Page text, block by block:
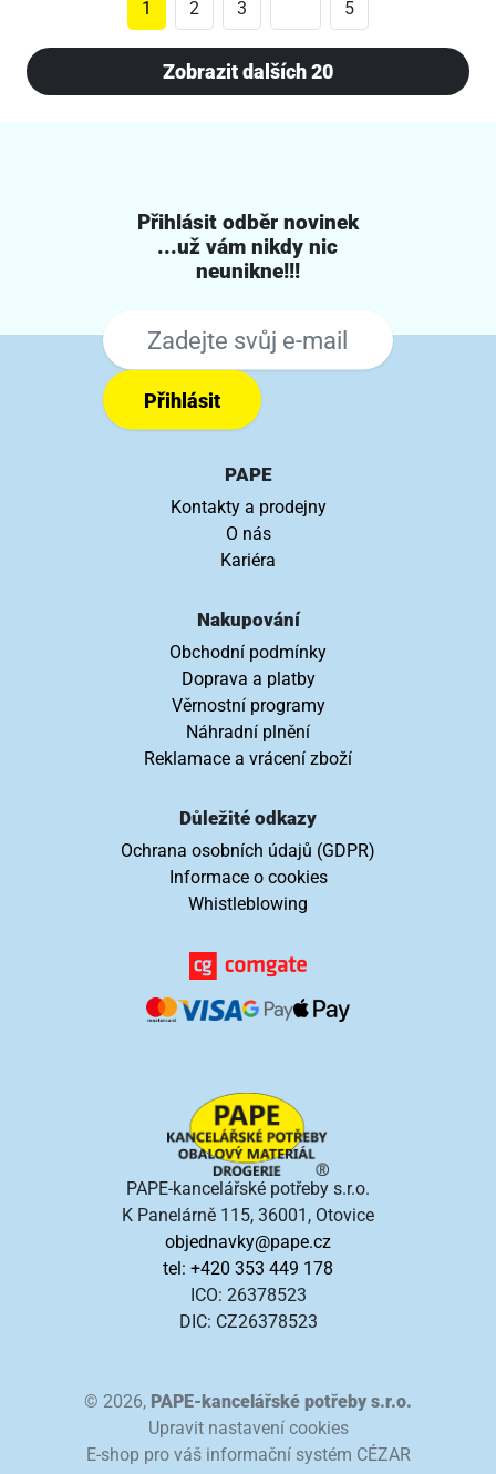
1 2 3 5
Zobrazit dalších 20
Přihlásit odběr novinek
...už vám nikdy nic
neunikne!!!
Přihlásit
PAPE
Kontakty a prodejny
O nás
Kariéra
Nakupování
Obchodní podmínky
Doprava a platby
Věrnostní programy
Náhradní plnění
Reklamace a vrácení zboží
Důležité odkazy
Ochrana osobních údajů (GDPR)
Informace o cookies
Whistleblowing
PAPE-kancelářské potřeby s.r.o.
K Panelárně 115, 36001, Otovice
objednavky@pape.cz
tel: +420 353 449 178
ICO: 26378523
DIC: CZ26378523
© 2026, PAPE-kancelářské potřeby s.r.o.
Upravit nastavení cookies
E-shop pro váš informační systém CÉZAR